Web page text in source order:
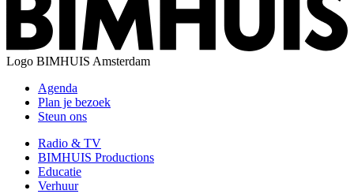
Logo BIMHUIS Amsterdam
Agenda
Plan je bezoek
Steun ons
Radio & TV
BIMHUIS Productions
Educatie
Verhuur